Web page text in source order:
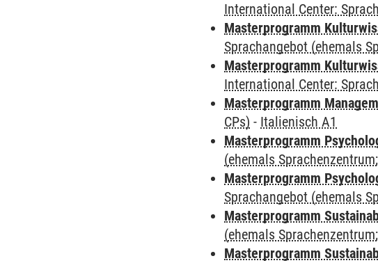
International Center:
Masterprogramm
Sprachangebot (ehemals
Masterprogramm
International Center:
Masterprogramm
CPs) - Italienisch A1
Masterprogramm
(ehemals
Masterprogramm
Sprachangebot (ehemals
Masterprogramm
(ehemals
Masterprogramm